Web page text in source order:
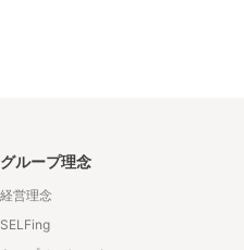
グループ理念
経営理念
SELFing